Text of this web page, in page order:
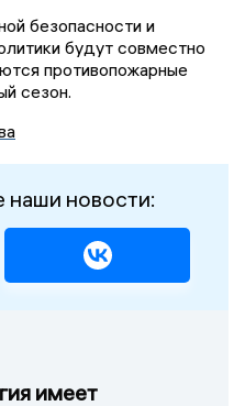
безопасности и
будут совместно
противопожарные
сезон.
новости:
имеет